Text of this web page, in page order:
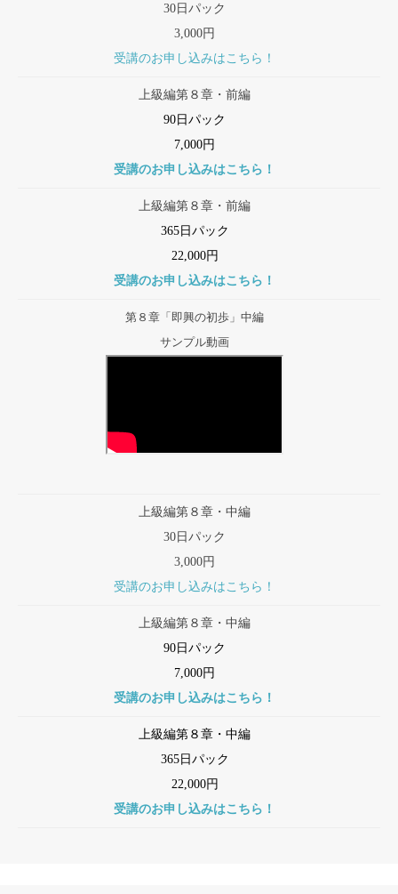
30日パック
3,000円
受講のお申し込みはこちら！
上級編第８章・前編
90日パック
7,000円
受講のお申し込みはこちら！
上級編第８章・前編
365日パック
22,000円
受講のお申し込みはこちら！
第８章「即興の初歩」中編
サンプル動画
上級編第８章・中編
30日パック
3,000円
受講のお申し込みはこちら！
上級編第８章・中編
90日パック
7,000円
受講のお申し込みはこちら！
上級編第８章・中編
365日パック
22,000円
受講のお申し込みはこちら！